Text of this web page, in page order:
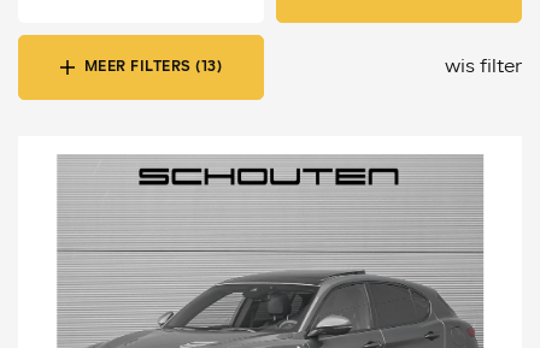
MEER FILTERS (13) wis filter